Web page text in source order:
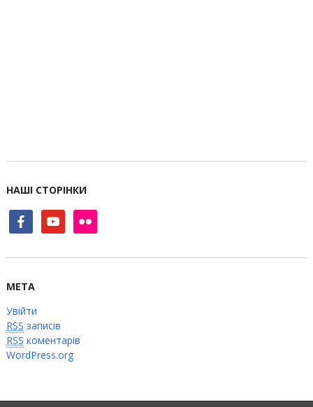
НАШІ СТОРІНКИ
facebookyoutube flickr
МЕТА
Увійти
RSS записів
RSS коментарів
WordPress.org